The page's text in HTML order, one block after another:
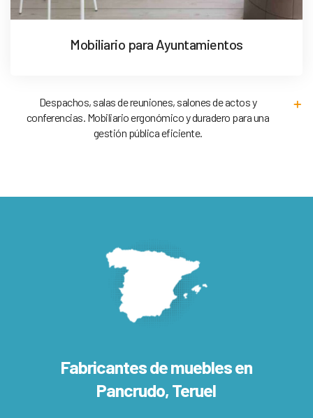
Mobiliario para Ayuntamientos
Despachos, salas de reuniones, salones de actos y
conferencias. Mobiliario ergonómico y duradero para una
gestión pública eficiente.
Fabricantes de muebles en
Pancrudo, Teruel